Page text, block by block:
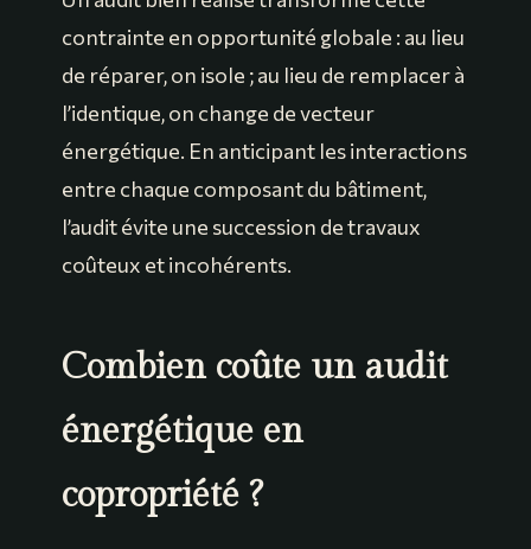
contrainte en opportunité globale : au lieu
de réparer, on isole ; au lieu de remplacer à
l’identique, on change de vecteur
énergétique. En anticipant les interactions
entre chaque composant du bâtiment,
l’audit évite une succession de travaux
coûteux et incohérents.
Combien coûte un audit
énergétique en
copropriété ?